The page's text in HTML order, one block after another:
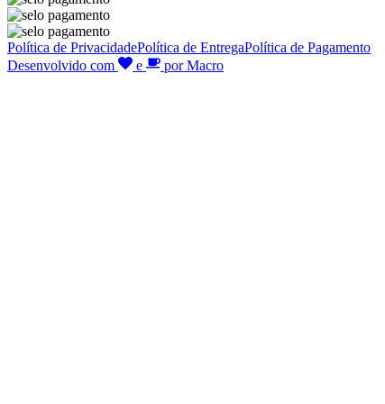
Política de PrivacidadePolítica de EntregaPolítica de Pagamento
Desenvolvido com
e por Macro